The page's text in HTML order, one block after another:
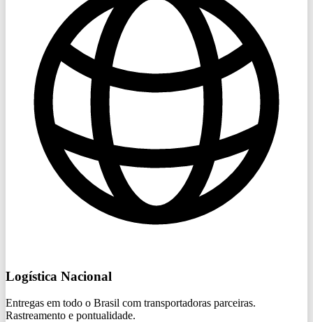
Logística Nacional
Entregas em todo o Brasil com transportadoras parceiras.
Rastreamento e pontualidade.